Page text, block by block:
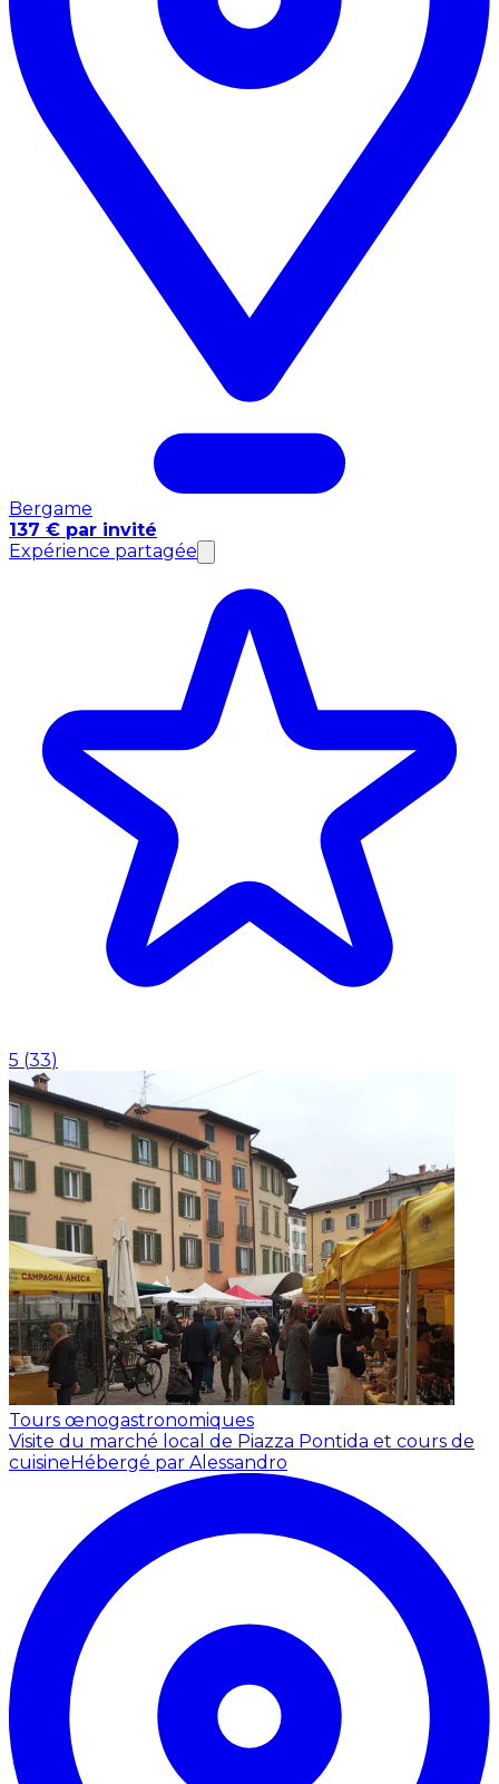
Bergame
137 € par invité
Expérience partagée
5 (33)
Tours œnogastronomiques
Visite du marché local de Piazza Pontida et cours de
cuisineHébergé par Alessandro